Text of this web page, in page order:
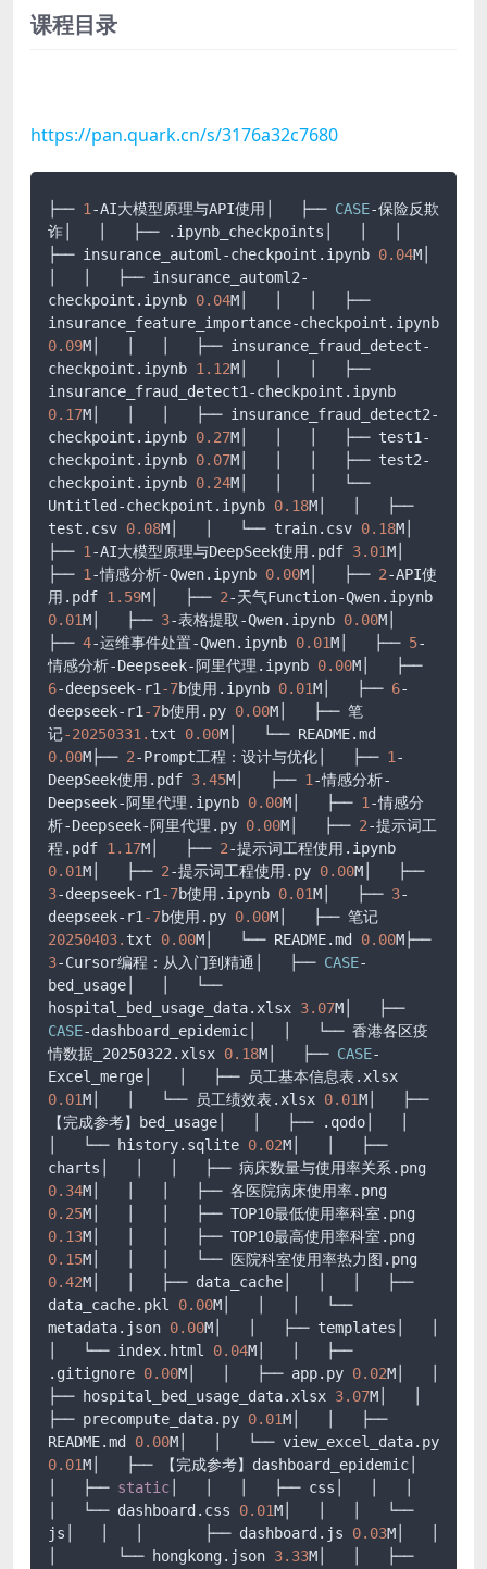
课程目录
https://pan.quark.cn/s/3176a32c7680
├── 1-AI大模型原理与API使用│   ├── CASE-保险反欺
诈│   │   ├── .ipynb_checkpoints│   │   │
├── insurance_automl-checkpoint.ipynb 0.04M│
│   │   ├── insurance_automl2-
checkpoint.ipynb 0.04M│   │   │   ├──
0.09M│   │   │   ├── insurance_fraud_detect-
checkpoint.ipynb 1.12M│   │   │   ├──
0.17M│   │   │   ├── insurance_fraud_detect2-
checkpoint.ipynb 0.27M│   │   │   ├── test1-
checkpoint.ipynb 0.07M│   │   │   ├── test2-
checkpoint.ipynb 0.24M│   │   │   └──
Untitled-checkpoint.ipynb 0.18M│   │   ├──
test.csv 0.08M│   │   └── train.csv 0.18M│
├── 1-AI大模型原理与DeepSeek使用.pdf 3.01M│
├── 1-情感分析-Qwen.ipynb 0.00M│   ├── 2-API使
用.pdf 1.59M│   ├── 2
0.01M│   ├── 3-表格提取-Qwen.ipynb 0.00M│
├── 4-运维事件处置-Qwen.ipynb 0.01M│   ├── 5-
情感分析-Deepseek-阿里代理.ipynb 0.00
M│   ├──
6-deepseek-r1-7b使用.ipynb 0.01M│   ├── 6-
deepseek-r1-7b使用.py 0.00M│   ├── 笔
记-20250331. txt 0.00
0.00M├── 2-Prompt工程：设计与优化│   ├── 1-
DeepSeek使用.pdf 3.45M│   ├── 1-情感分析-
Deepseek-阿里代理.ipynb 0.00M│   ├── 1-情感分
析-Deepseek-阿里代理.py 0.00M│   ├── 2-提示词工
程.pdf 1.17M│   ├── 2
0.01M│   ├── 2-提示词工程使用.py 0.00
M│   ├──
3-deepseek-r1-7b使用.ipynb 0.01M│   ├── 3-
deepseek-r1-7b使用.py 0.00M│   ├── 笔记
20250403. txt 0.00M│   └── README.md 0.00
M├──
3-Cursor编程：从入门到精通│   ├── CASE-
bed_usage│   │   └──
hospital_bed_usage_data.xlsx 3.07
M│   ├──
CASE-dashboard_epidemic│   │   └── 香港各区疫
情数据_20250322.xlsx 0.18M│   ├── CASE-
0.01M│   │   └── 员工绩效表.xlsx 0.01M│   ├──
【完成参考】bed_usage│   │   ├── .qodo│   │
│   └── history.sqlite 0.02M│   │   ├──
0.34
0.25
0.13
0.15
0.42M│   │   ├── data_cache│   │   │   ├──
data_cache.pkl 0.00M│   │   │   └──
metadata.json 0.00M│   │   ├── templates│   │
│   └── index.html 0.04M│   │   ├──
.gitignore 0.00M│   │   ├── app.py 0.02M│   │
├── hospital_bed_usage_data.xlsx 3.07M│   │
├── precompute_data.py 0.01M│   │   ├──
README.md 0.00
0.01M│   ├── 【完成参考】dashboard_epidemic│
│   ├── static │   │   │   ├── css│   │   │
│   └── dashboard.css 0.01M│   │   │   └──
js│   │   │       ├── dashboard.js 0.03M│   │
│       └── hongkong.json 3.33M│   │   ├──